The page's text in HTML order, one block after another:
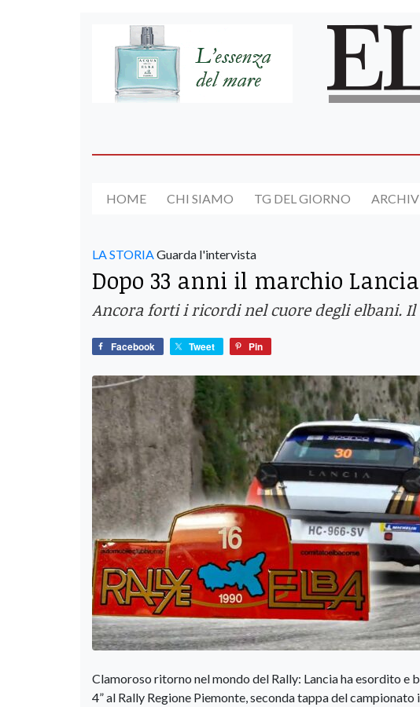
HOME CHI SIAMO TG DEL GIORNO
LA STORIA Guarda l'intervista
Dopo 33 anni il marchio
Ancora forti i ricordi nel cuore degli elbani.
Facebook Tweet Pin
Clamoroso ritorno nel mondo del Rally: Lancia ha esordito e
4” al Rally Regione Piemonte, seconda tappa del